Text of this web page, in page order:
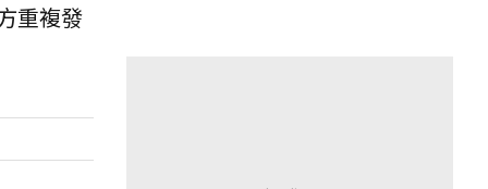
重複發